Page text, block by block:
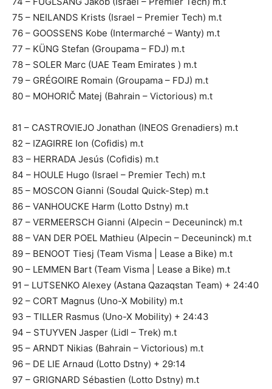
75 – NEILANDS Krists (Israel – Premier Tech) m.t
76 – GOOSSENS Kobe (Intermarché – Wanty) m.t
77 – KÜNG Stefan (Groupama – FDJ) m.t
78 – SOLER Marc (UAE Team Emirates ) m.t
79 – GRÉGOIRE Romain (Groupama – FDJ) m.t
80 – MOHORIČ Matej (Bahrain – Victorious) m.t
81 – CASTROVIEJO Jonathan (INEOS Grenadiers) m.t
82 – IZAGIRRE Ion (Cofidis) m.t
83 – HERRADA Jesús (Cofidis) m.t
84 – HOULE Hugo (Israel – Premier Tech) m.t
85 – MOSCON Gianni (Soudal Quick-Step) m.t
86 – VANHOUCKE Harm (Lotto Dstny) m.t
87 – VERMEERSCH Gianni (Alpecin – Deceuninck) m.t
88 – VAN DER POEL Mathieu (Alpecin – Deceuninck) m.t
89 – BENOOT Tiesj (Team Visma | Lease a Bike) m.t
90 – LEMMEN Bart (Team Visma | Lease a Bike) m.t
91 – LUTSENKO Alexey (Astana Qazaqstan Team) + 24:40
92 – CORT Magnus (Uno-X Mobility) m.t
93 – TILLER Rasmus (Uno-X Mobility) + 24:43
94 – STUYVEN Jasper (Lidl – Trek) m.t
95 – ARNDT Nikias (Bahrain – Victorious) m.t
96 – DE LIE Arnaud (Lotto Dstny) + 29:14
97 – GRIGNARD Sébastien (Lotto Dstny) m.t